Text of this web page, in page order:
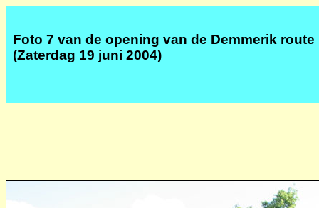
Foto 7 van de opening van de Demmerik route
(Zaterdag 19 juni 2004)